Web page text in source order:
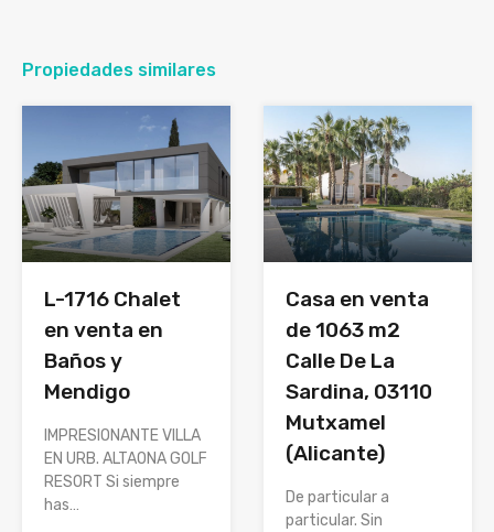
Propiedades similares
L-1716 Chalet
en venta en
Baños y
Mendigo
IMPRESIONANTE VILLA
EN URB. ALTAONA GOLF
RESORT Si siempre
has…
Casa en venta
de 1063 m2
Calle De La
Sardina, 03110
Mutxamel
(Alicante)
De particular a
particular. Sin